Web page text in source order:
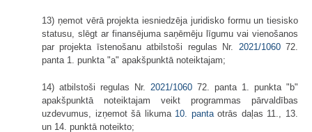
13) ņemot vērā projekta iesniedzēja juridisko formu un tiesisko
statusu, slēgt ar finansējuma saņēmēju līgumu vai vienošanos
par projekta īstenošanu atbilstoši regulas Nr. 2021/106072.
panta 1. punkta "a" apakšpunktā noteiktajam;
14) atbilstoši regulas Nr. 2021/1060 72. panta 1. punkta "b"
apakšpunktā noteiktajam veikt programmas pārvaldības
uzdevumus, izņemot šā likuma 10. pantaotrās daļas 11., 13.
un 14. punktā noteikto;